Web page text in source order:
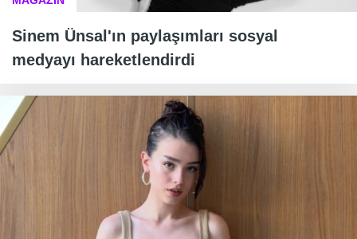
Sinem Ünsal'ın paylaşımları sosyal
medyayı hareketlendirdi